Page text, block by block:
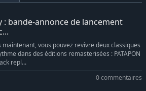
: bande-annonce de lancement
maintenant, vous pouvez revivre deux classiques
dans des éditions remasterisées : PATAPON
repl...
0 commentaires